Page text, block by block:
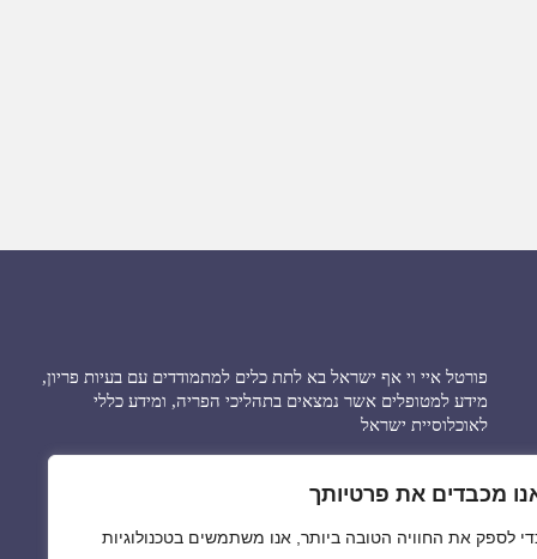
מכבדים את פרטיותך
לספק את החוויה הטובה ביותר, אנו משתמשים בטכנולוגיות
פורטל איי וי אף ישראל בא לתת כלים למתמודדים עם בעיות פריון,
מידע למטופלים אשר נמצאים בתהליכי הפריה, ומידע כללי
לאוכלוסיית ישראל
ופיתוחים חלוציים לשיקום הסטטוסקוו בטיפולים בארץ ובחו”ל.
הפורטל עשוי להוות כלי מרכזי לסיוע וקידום איכות חיים וטיפול